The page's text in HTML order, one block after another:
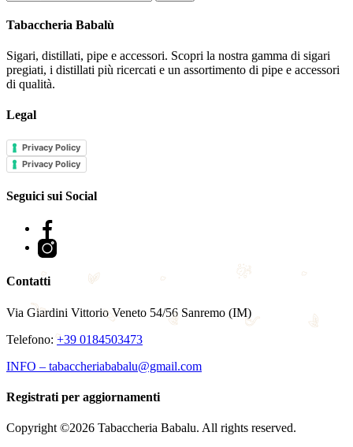
Tabaccheria Babalù
Sigari, distillati, pipe e accessori. Scopri la nostra gamma di sigari
pregiati, i distillati più ricercati e un assortimento di pipe e accessori
di qualità.
Legal
Privacy Policy
Privacy Policy
Seguici sui Social
Facebook
Instagram
Contatti
Via Giardini Vittorio Veneto 54/56 Sanremo (IM)
Telefono:+39 0184503473
INFO – tabaccheriababalu@gmail.com
Registrati per aggiornamenti
Copyright ©2026 Tabaccheria Babalu. All rights reserved.